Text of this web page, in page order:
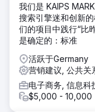
我们是 KAIPS
搜索引擎迷和创新
们的项目中践行“比
是确定的：标准
活跃于Germany
营销建议, 公共关
电子商务, 信息科
$5,000 - 10,000